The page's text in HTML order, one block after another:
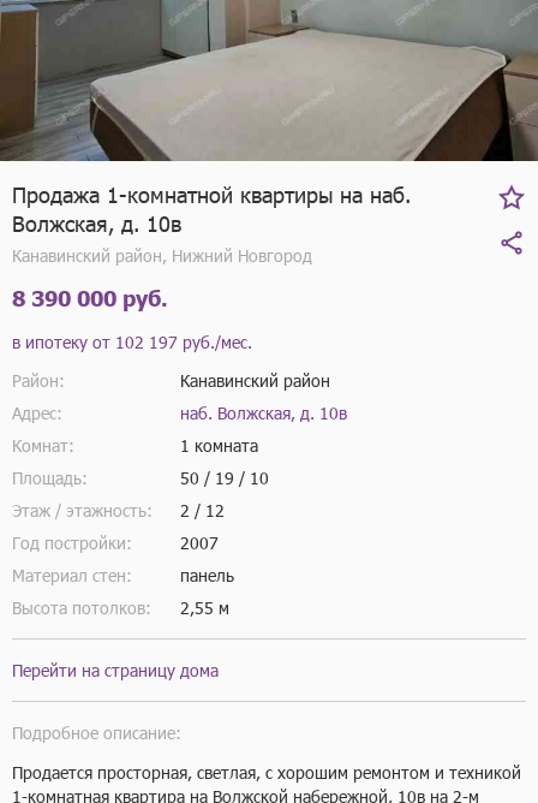
Продажа 1-комнатной квартиры на наб.
Волжская, д. 10в
Канавинский район, Нижний Новгород
8 390 000 руб.
в ипотеку от 102 197 руб./мес.
Район:
Канавинский район
Адрес:
наб. Волжская, д. 10в
Комнат:
1 комната
Площадь:
50 / 19 / 10
Этаж / этажность:
2 / 12
Год постройки:
2007
Материал стен:
панель
Высота потолков:
2,55 м
Перейти на страницу дома
Подробное описание:
Продается просторная, светлая, с хорошим ремонтом и техникой
1-комнатная квартира на Волжской набережной, 10в на 2-м